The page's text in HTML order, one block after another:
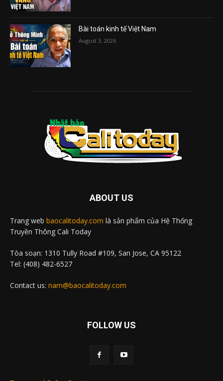
Bài toán kinh tế Việt Nam
August 3, 2026
ABOUT US
Trang web baocalitoday.com là sản phẩm của Hệ Thống
Truyền Thông Cali Today
Tòa soạn: 1310 Tully Road #109, San Jose, CA 95122
Tel: (408) 482-6527
Contact us: nam@baocalitoday.com
FOLLOW US